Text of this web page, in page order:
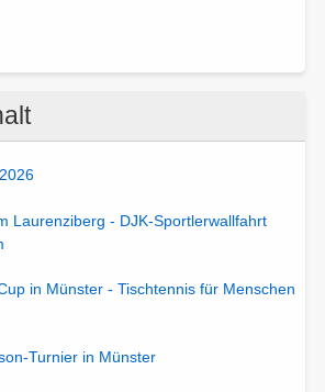
Laurenziberg - DJK-Sportlerwallfahrt
in Münster - Tischtennis für Menschen
Turnier in Münster